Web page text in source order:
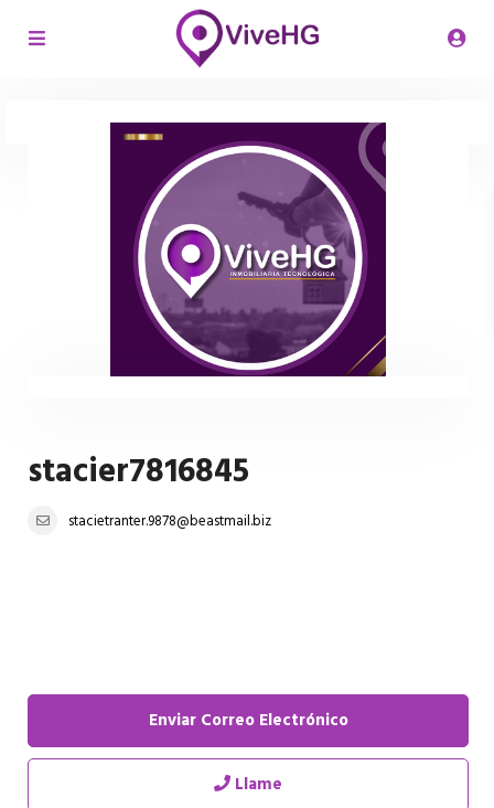
stacier7816845
stacietranter.9878@beastmail.biz
Enviar Correo Electrónico
Llame